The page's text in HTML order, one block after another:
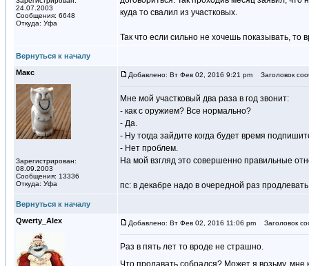
24.07.2003
Сообщения: 6648
Откуда: Уфа
куда то свалил из участковых.
Так что если сильно не хочешь показывать, то
Вернуться к началу
Макс
Зарегистрирован:
08.09.2003
Сообщения: 13336
Откуда: Уфа
Добавлено: Вт Фев 02, 2016 9:21 pm Заголовок
Мне мой участковый два раза в год звонит:
- как с оружием? Все нормально?
- Да.
- Ну тогда зайдите когда будет время
- Нет проблем.
На мой взгляд это совершенно правильные
пс: в декабре надо в очередной раз
Вернуться к началу
Qwerty_Alex
Добавлено: Вт Фев 02, 2016 11:06 pm Заголовок
Раз в пять лет то вроде не страшно.
Что продавать собрался? Может я возьму, мне